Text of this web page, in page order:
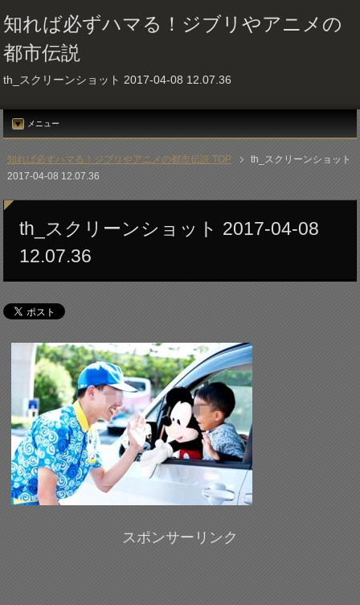
知れば必ずハマる！ジブリやアニメの
都市伝説
th_スクリーンショット 2017-04-08 12.07.36
メニュー
知れば必ずハマる！ジブリやアニメの都市伝説 TOP
th_スクリーンショット
2017-04-08 12.07.36
th_スクリーンショット 2017-04-08
12.07.36
スポンサーリンク